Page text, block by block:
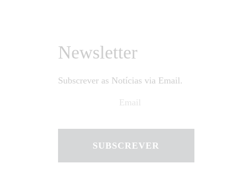
Newsletter
Subscrever as Notícias via Email.
SUBSCREVER